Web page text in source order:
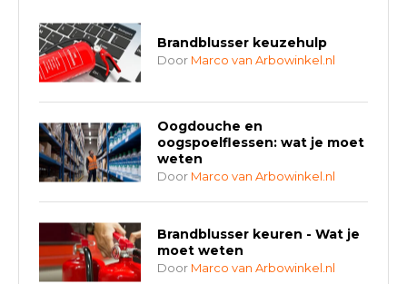
Brandblusser keuzehulp
Door Marco van Arbowinkel.nl
Oogdouche en
oogspoelflessen: wat je moet
weten
Door Marco van Arbowinkel.nl
Brandblusser keuren - Wat je
moet weten
Door Marco van Arbowinkel.nl